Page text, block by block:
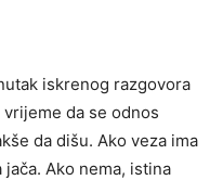
iskrenog razgovora
da se odnos
da dišu. Ako veza ima
Ako nema, istina